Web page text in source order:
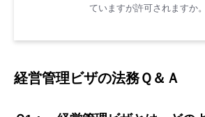
ていますが許可されますか。
経営管理ビザの法務Ｑ＆Ａ